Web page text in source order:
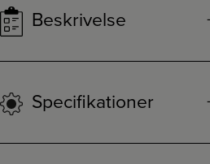
Beskrivelse
Specifikationer